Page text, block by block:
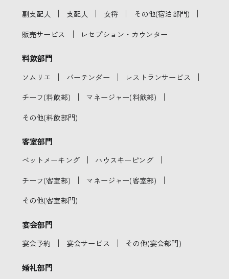
副支配人 ｜ 支配人 ｜ 女将 ｜ その他(宿泊部門) ｜
販売サービス ｜ レセプション・カウンター
料飲部門
ソムリエ ｜ バーテンダー ｜ レストランサービス ｜
チーフ(料飲部) ｜ マネージャー(料飲部) ｜
その他(料飲部門)
客室部門
ベットメーキング ｜ ハウスキーピング ｜
チーフ(客室部) ｜ マネージャー(客室部) ｜
その他(客室部門)
宴会部門
宴会予約 ｜ 宴会サービス ｜ その他(宴会部門)
婚礼部門